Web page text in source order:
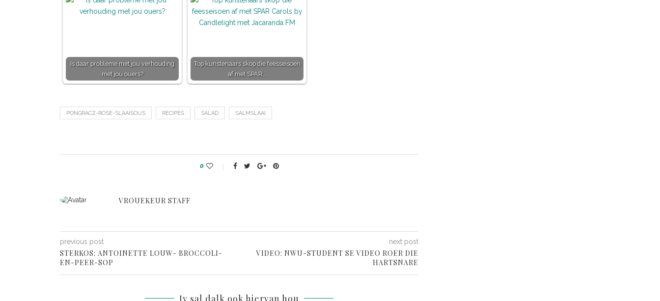
Is daar probleme met jou verhouding
met jou ouers?
Top kunstenaars skop die feesseisoen
af met SPAR…
PONGRACZ-ROSE-SLAAISOUS RECIPES SALAD SALMSLAAI
0
VROUEKEUR STAFF
previous post
STERKOS: ANTOINETTE LOUW- BROCCOLI-
EN-PEER-SOP
next post
VIDEO: NWU-STUDENT SE VIDEO ROER DIE
HARTSNARE
Jy sal dalk ook hiervan hou